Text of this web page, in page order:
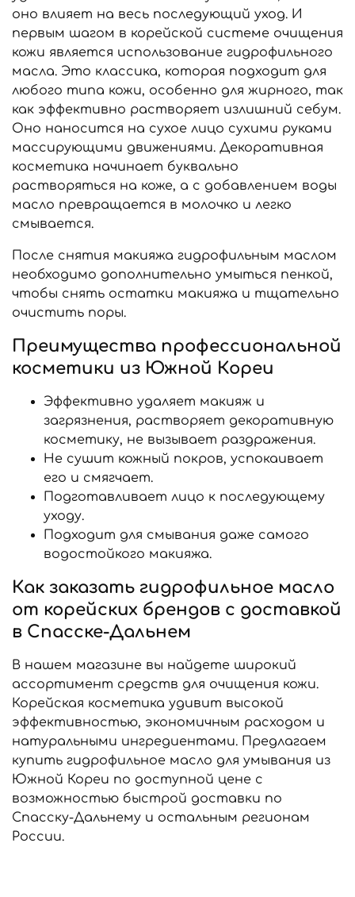
оно влияет на весь последующий уход. И
первым шагом в корейской системе очищения
кожи является использование гидрофильного
масла. Это классика, которая подходит для
любого типа кожи, особенно для жирного, так
как эффективно растворяет излишний себум.
Оно наносится на сухое лицо сухими руками
массирующими движениями. Декоративная
косметика начинает буквально
растворяться на коже, а с добавлением воды
масло превращается в молочко и легко
смывается.
После снятия макияжа гидрофильным маслом
необходимо дополнительно умыться пенкой,
чтобы снять остатки макияжа и тщательно
очистить поры.
Преимущества профессиональной
косметики из Южной Кореи
Эффективно удаляет макияж и
загрязнения, растворяет декоративную
косметику, не вызывает раздражения.
Не сушит кожный покров, успокаивает
его и смягчает.
Подготавливает лицо к последующему
уходу.
Подходит для смывания даже самого
водостойкого макияжа.
Как заказать гидрофильное масло
от корейских брендов с доставкой
в Спасске-Дальнем
В нашем магазине вы найдете широкий
ассортимент средств для очищения кожи.
Корейская косметика удивит высокой
эффективностью, экономичным расходом и
натуральными ингредиентами. Предлагаем
купить гидрофильное масло для умывания из
Южной Кореи по доступной цене с
возможностью быстрой доставки по
Спасску-Дальнему и остальным регионам
России.